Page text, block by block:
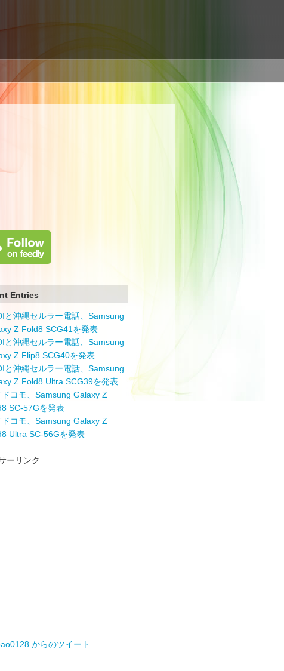
Entries
と沖縄セルラー電話、Samsung
Z Fold8 SCG41を発表
と沖縄セルラー電話、Samsung
Z Flip8 SCG40を発表
と沖縄セルラー電話、Samsung
Z Fold8 Ultra SCG39を発表
ドコモ、Samsung Galaxy Z
SC-57Gを発表
ドコモ、Samsung Galaxy Z
Ultra SC-56Gを発表
ーリンク
からのツイート